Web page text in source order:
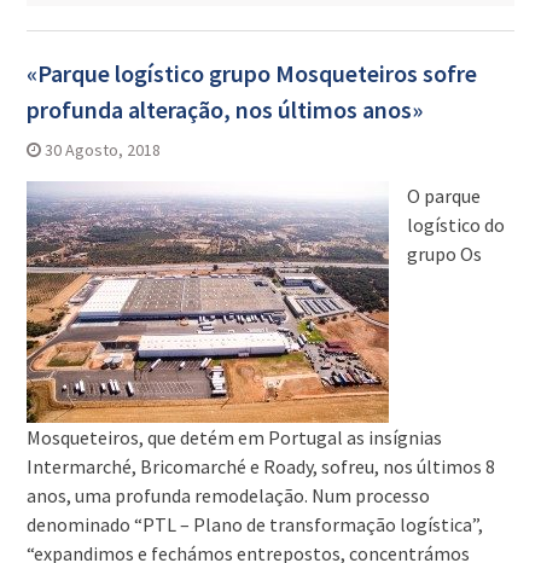
«Parque logístico grupo Mosqueteiros sofre
profunda alteração, nos últimos anos»
30 Agosto, 2018
O parque
logístico do
grupo Os
Mosqueteiros, que detém em Portugal as insígnias
Intermarché, Bricomarché e Roady, sofreu, nos últimos 8
anos, uma profunda remodelação. Num processo
denominado “PTL – Plano de transformação logística”,
“expandimos e fechámos entrepostos, concentrámos